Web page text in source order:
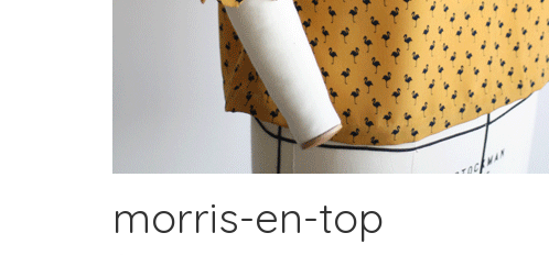
morris-en-top